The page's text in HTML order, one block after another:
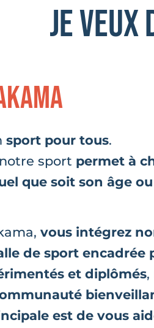
je
sport pour tous.
sport permet à
que soit son âge ou
vous intégrez
de sport encadrée
et diplômés,
est de vous